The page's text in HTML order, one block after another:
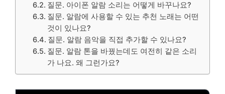
질문. 아이폰 알람 소리는 어떻게 바꾸나요?
질문. 알람에 사용할 수 있는 추천 노래는 어떤
것이 있나요?
질문. 알람 음악을 직접 추가할 수 있나요?
질문. 알람 톤을 바꿨는데도 여전히 같은 소리
가 나요. 왜 그런가요?